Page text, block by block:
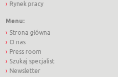
Rynek pracy
Menu:
Strona główna
O nas
Press room
Szukaj specjalist
Newsletter